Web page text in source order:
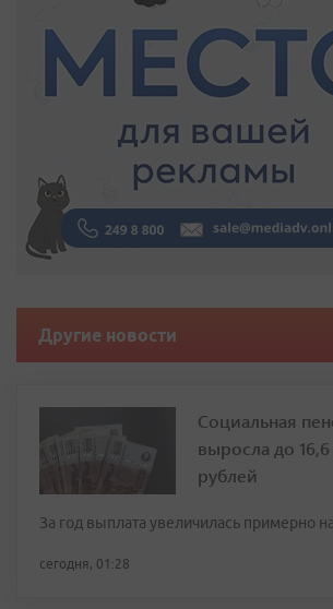
Другие новости
Социальная
выросла до
рублей
За год выплата увеличилась примерно
сегодня, 01:28